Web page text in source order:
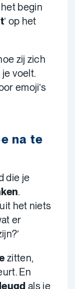
het begin
’ op het
zij zich
voelt.
emoji’s
na te
die je
.
het niets
er
zitten,
En
als je